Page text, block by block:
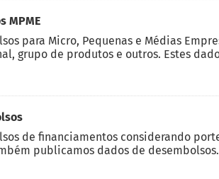
MPME
para Micro, Pequenas e Médias
grupo de produtos e outros. Estes
de financiamentos considerando
publicamos dados de